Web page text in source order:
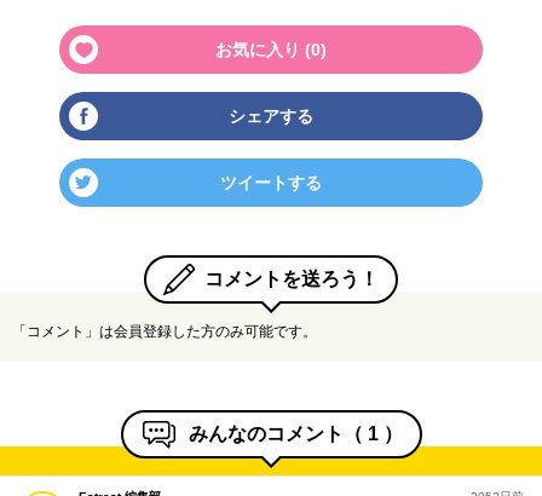
お気に入り (0)
シェアする
ツイートする
コメントを送ろう！
「コメント」は会員登録した方のみ可能です。
みんなのコメント（ 1 ）